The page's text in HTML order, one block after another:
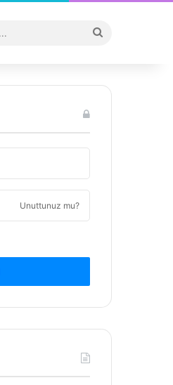
...
Unuttunuz mu?